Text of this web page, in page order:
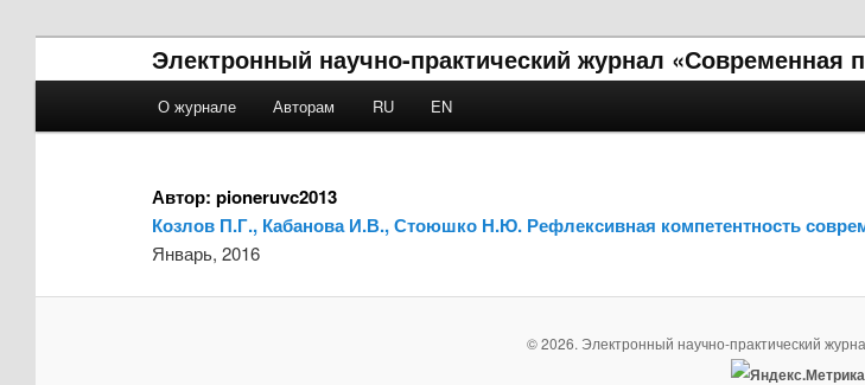
Электронный научно-практический журнал «Современная
Skip to primary content
Skip to secondary content
О журнале Авторам RU EN
Автор: pioneruvc2013
Козлов П.Г., Кабанова И.В., Стоюшко Н.Ю. Рефлексивная компетентность
Январь, 2016
© 2026. Электронный научно-практический